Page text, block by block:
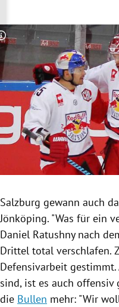
Untermenü
Untermenü
Untermenü
Untermenü
Untermenü
Untermenü
Copyright-Hinweis öffnen/
Salzburg gewann auch
Jönköping. "Was für ein
Daniel Ratushny nach
Drittel total verschlafen.
Defensivarbeit
sind, ist es auch offensiv
die Bullen mehr: "Wir